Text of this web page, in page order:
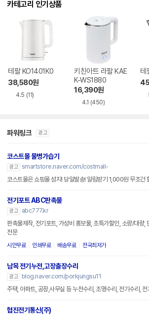
카테고리 인기상품
테팔 KO1401K0
38,580원
4.5 (11)
키친아트 라팔 KAE
K-WS1880
16,390원
4.1 (450)
테
파워링크 광고
코스트몰 물병가습기
광고 smartstore.naver.com/costmall-
코스트몰은 쇼핑몰 성지! 당일발송! 알림받기 1,000원 무조건
전기포트 ABC판촉물
광고
abc777.kr
판촉물제작, 전기포트, 가성비 홍보물, 초특가할인, 소량/대량,
전문
시안무료 인쇄무료 배송무료 전국최저가
남목 전기누전,고장출장수리
광고
blog.naver.com/porkjungsu11
주택, 아파트, 공장,사무실 등 누전수리, 조명수리, 전기수리,
협진전기통신(주)